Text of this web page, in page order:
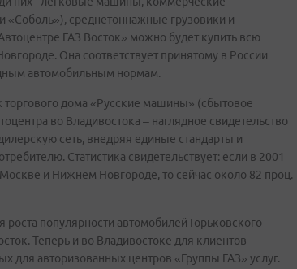
«Соболь»), среднетоннажные грузовики и
ГАЗ Восток» можно будет купить всю
Она соответствует принятому в России
автомобильным нормам.
дома «Русские машины» (сбытовое
во Владивостока – наглядное свидетельство
сеть, внедряя единые стандарты и
Статистика свидетельствует: если в 2001
и Нижнем Новгороде, то сейчас около 82 проц.
популярности автомобилей Горьковского
Теперь и во Владивостоке для клиентов
для авторизованных центров «Группы ГАЗ» услуг.